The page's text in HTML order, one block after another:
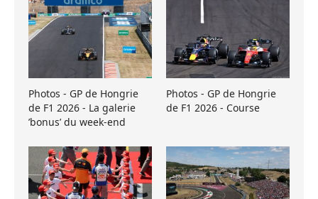
Photos - GP de Hongrie
de F1 2026 - La galerie
’bonus’ du week-end
Photos - GP de Hongrie
de F1 2026 - Course